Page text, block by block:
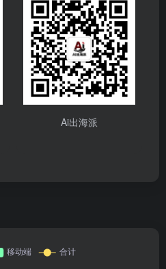
Ai出海派